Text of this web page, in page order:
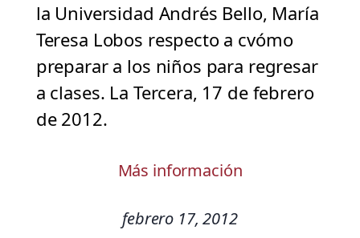
la Universidad Andrés Bello, María
Teresa Lobos respecto a cvómo
preparar a los niños para regresar
a clases. La Tercera, 17 de febrero
de 2012.
Más información
febrero 17, 2012